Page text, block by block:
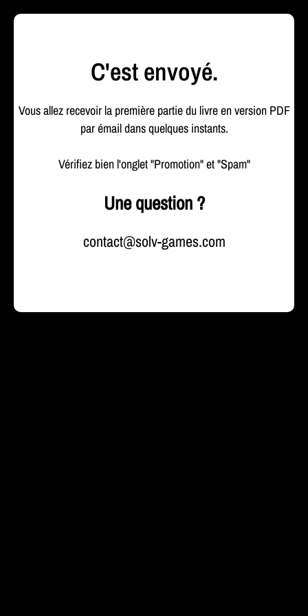
C'est envoyé.
Vous allez recevoir la première partie du livre en version PDF
par émail dans quelques instants.
Vérifiez bien l'onglet "Promotion" et "Spam"
Une question ?
contact@solv-games.com